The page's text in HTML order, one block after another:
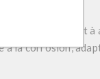
à manipuler et à
à la corrosion,